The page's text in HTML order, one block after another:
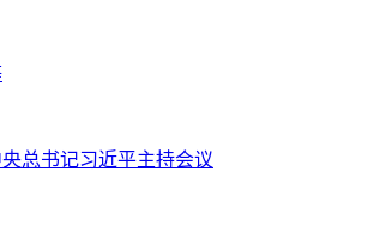
总书记习近平主持会议